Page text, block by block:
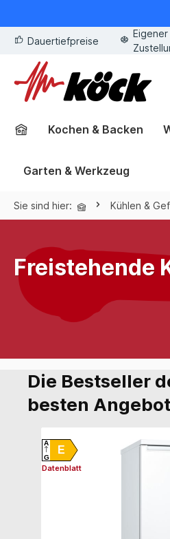
Dauertiefpreise
Kochen & Backen
Garten & Werkzeug
Sie sind hier: Kühlen &
Freistehende
Die Bestseller
besten
E
A
G
Datenblatt